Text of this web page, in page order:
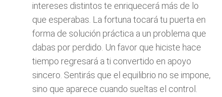
intereses distintos te enriquecerá más de lo
que esperabas. La fortuna tocará tu puerta en
forma de solución práctica a un problema que
dabas por perdido. Un favor que hiciste hace
tiempo regresará a ti convertido en apoyo
sincero. Sentirás que el equilibrio no se impone,
sino que aparece cuando sueltas el control.